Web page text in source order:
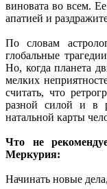
виновата во всем.
апатией и
По словам
глобальные
Но, когда планета
мелких
считать, что
разной силой и в
натальной карты
Что не
Меркурия:
Начинать новые